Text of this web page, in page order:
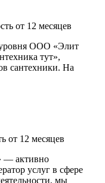
от 12 месяцев
уровня ООО «Элит
тут»,
сантехники. На
от 12 месяцев
— активно
услуг в сфере
мы